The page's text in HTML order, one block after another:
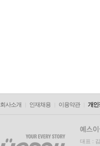
회사소개 인재채용 이용약관 개인
대표 :